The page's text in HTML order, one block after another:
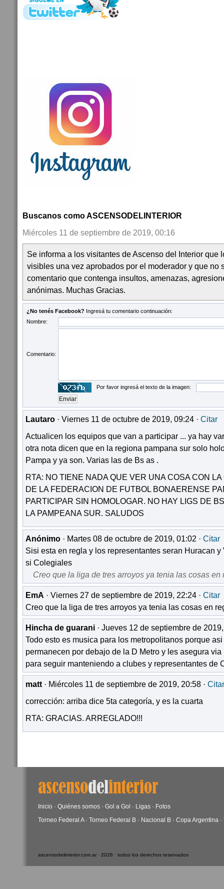
Buscanos como ASCENSODELINTERIOR
Miércoles 11 de septiembre de 2019, 00:16
Se informa a los visitantes de Ascenso del Interior que
visibles una vez aprobados por el moderador y que no
comentario que contenga insultos, amenazas,
anónimas. Muchas Gracias.
¿No tenés Facebook? Ingresá tu comentario continuación:
Nombre:
Comentario:
Por favor ingresá el texto de la imagen:
Lautaro · Viernes 11 de octubre de 2019, 09:24 · Citar
Actualicen los equipos que van a participar ... ya hay
otra nota dicen que en la regiona pampana sur solo
Pampa y ya son. Varias las de Bs as .
RTA: NO TIENE NADA QUE VER UNA COSA CON
DE LA FEDERACION DE FUTBOL BONAERENSE
PARTICIPAR SIN HOMOLOGAR. NO HAY LIGS DE
LA PAMPEANA SUR. SALUDOS
Anónimo · Martes 08 de octubre de 2019, 01:02 · Citar
Sisi esta en regla y los representantes seran Huracan
si Colegiales
Creo que la liga de tres arroyos ya tenia las cosas en
EmA · Viernes 27 de septiembre de 2019, 22:24 · Citar
Creo que la liga de tres arroyos ya tenia las cosas en
Hincha de guarani · Jueves 12 de septiembre de
Todo esto es musica para los metropolitanos porque
permanecen por debajo de la D Metro y les asegura
para seguir manteniendo a clubes y representantes de
matt · Miércoles 11 de septiembre de 2019, 20:58 · Citar
corrección: arriba dice 5ta categoría, y es la cuarta
RTA: GRACIAS. ARREGLADO!!!
Inicio · Quiénes somos · Gol a Gol · Ligas · Fotos
Torneo Federal A· Torneo Federal B · Nacional B · Copa Argentina ·
ascensodelinterior.com.ar · 2026 · todos los derechos reservados